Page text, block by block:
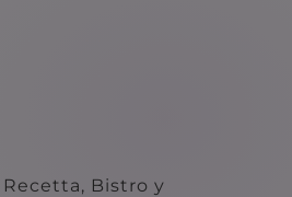
Recetta, Bistro y